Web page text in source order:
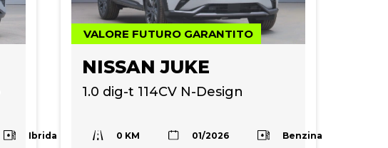
Ibrida
VALORE FUTURO GARANTITO
NISSAN JUKE
1.0 dig-t 114CV N-Design
0 KM 01/2026 Benzina